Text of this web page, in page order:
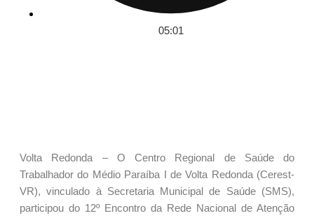
05:01
Volta Redonda – O Centro Regional de Saúde do
Trabalhador do Médio Paraíba I de Volta Redonda (Cerest-
VR), vinculado à Secretaria Municipal de Saúde (SMS),
participou do 12º Encontro da Rede Nacional de Atenção